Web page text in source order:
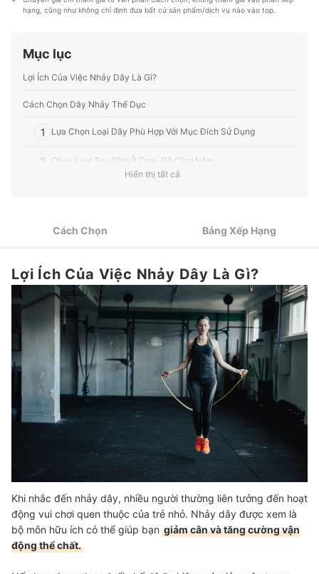
Profile của Yamazaki Miyuki
Thiết bị gia dụng đến các dịch vụ Tài chính, Chăm sóc
hạng, cũng như không chỉ định đưa bất cứ sản phẩm/dịch vụ nào vào top.
Mục lục
Lợi Ích Của Việc Nhảy Dây Là Gì?
Cách Chọn Dây Nhảy Thể Dục
1 Lựa Chọn Loại Dây Phù Hợp Với Mục Đích Sử Dụng
2 Chọn Loại Tay Cầm Ít Trơn, Dễ Cầm Nắm
Dây Nhảy Không Dây: Hoàn Hảo Khi Luyện Tập Ở Những
Top 10 Dây Nhảy Thể Dục tốt nhất hiện nay
Luyện Tập Tại Nhà Cùng mybest
Hiển thị tất cả
Cách Chọn Bảng Xếp Hạng
Lợi Ích Của Việc Nhảy Dây Là Gì?
Khi nhắc đến nhảy dây, nhiều người thường liên tưởng đến hoạt
động vui chơi quen thuộc của trẻ nhỏ. Nhảy dây được xem là
bộ môn hữu ích có thể giúp bạn giảm cân và tăng cường vận
động thể chất.